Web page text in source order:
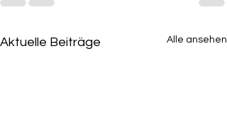
Aktuelle Beiträge Alle ansehen